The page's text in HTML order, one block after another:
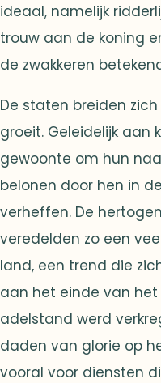
ideaal, namelijk
trouw aan de koning
de zwakkeren
De staten breiden
groeit. Geleidelijk aan
gewoonte om hun
belonen door hen in
verheffen. De
veredelden zo een
land, een trend die
aan het einde van het
adelstand werd
daden van glorie op
vooral voor diensten